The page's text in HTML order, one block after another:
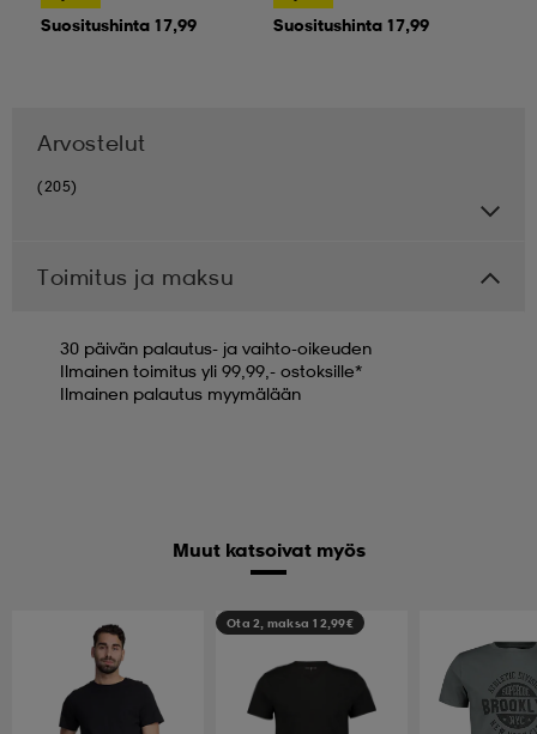
Suositushinta 17,99 Suositushinta 17,99
Arvostelut
(205)
Toimitus ja maksu
30 päivän palautus- ja vaihto-oikeuden
Ilmainen toimitus yli 99,99,- ostoksille*
Ilmainen palautus myymälään
Muut katsoivat myös
Ota 2, maksa 12,99€